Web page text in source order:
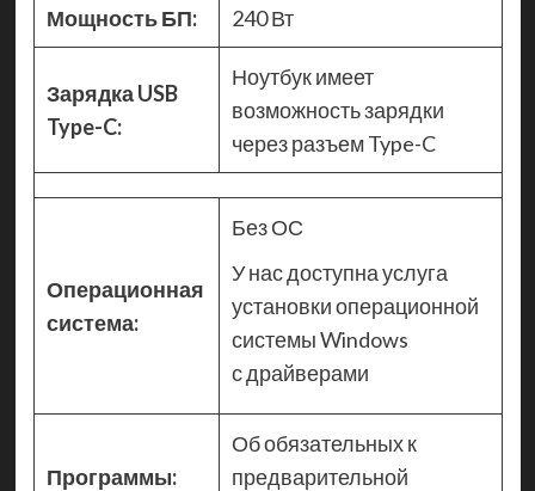
Мощность БП: 240 Вт
Зарядка USB
Type-C:
Ноутбук имеет
возможность зарядки
через разъем Type-C
Операционная
система:
Без ОС
У нас доступна услуга
установки операционной
системы Windows
с драйверами
Программы:
Об обязательных к
предварительной